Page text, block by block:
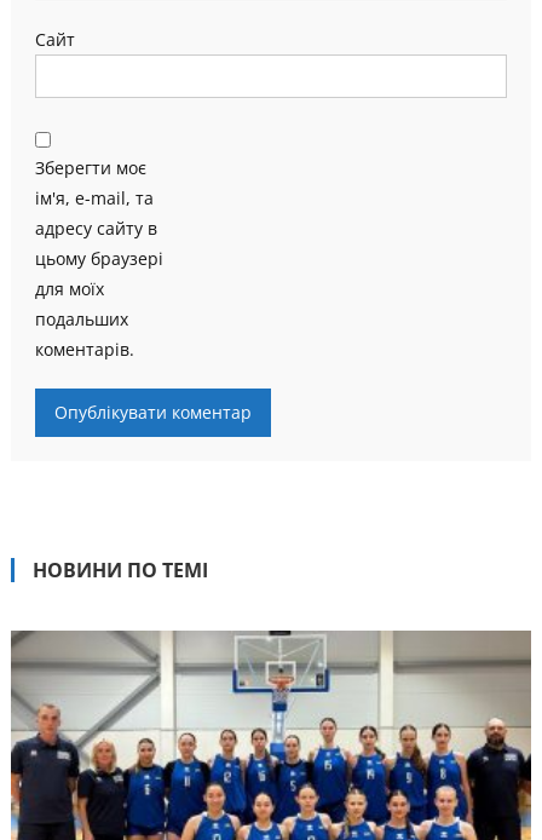
Сайт
Зберегти моє
ім'я, e-mail, та
адресу сайту в
цьому браузері
для моїх
подальших
коментарів.
НОВИНИ ПО ТЕМІ